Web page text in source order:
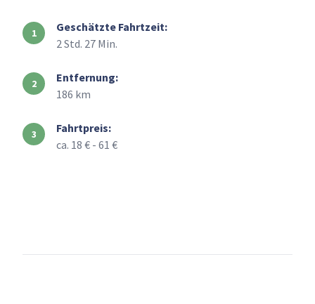
Geschätzte Fahrtzeit:
2 Std. 27 Min.
Entfernung:
186 km
Fahrtpreis:
ca. 18 € - 61 €